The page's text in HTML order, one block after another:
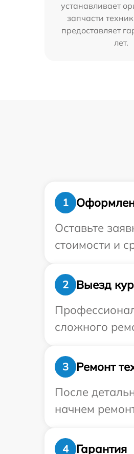
устанавливает
запчасти
предоставляет
лет.
1
Оставьте
стоимости и
2
Выезд
сложного
3
Ремонт
После
начнем
4
Гарантия